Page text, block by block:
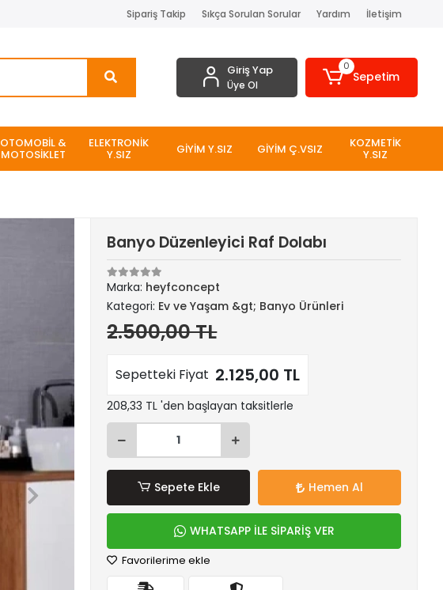
Sipariş Takip Sıkça Sorulan Sorular Yardım İletişim
Giriş Yap
Üye Ol
0
Sepetim
OTOMOBİL &
MOTOSİKLET
ELEKTRONİK
Y.SIZ GİYİM Y.SIZ GİYİM Ç.VSIZ KOZMETİK
Y.SIZ
Banyo Düzenleyici Raf Dolabı
Marka: heyfconcept
Kategori: Ev ve Yaşam &gt; Banyo Ürünleri
2.500,00 TL
Sepetteki Fiyat 2.125,00 TL
208,33 TL 'den başlayan taksitlerle
Sepete Ekle Hemen Al
WHATSAPP İLE SİPARİŞ VER
Favorilerime ekle